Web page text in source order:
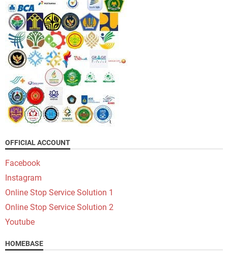
OFFICIAL ACCOUNT
Facebook
Instagram
Online Stop Service Solution 1
Online Stop Service Solution 2
Youtube
HOMEBASE